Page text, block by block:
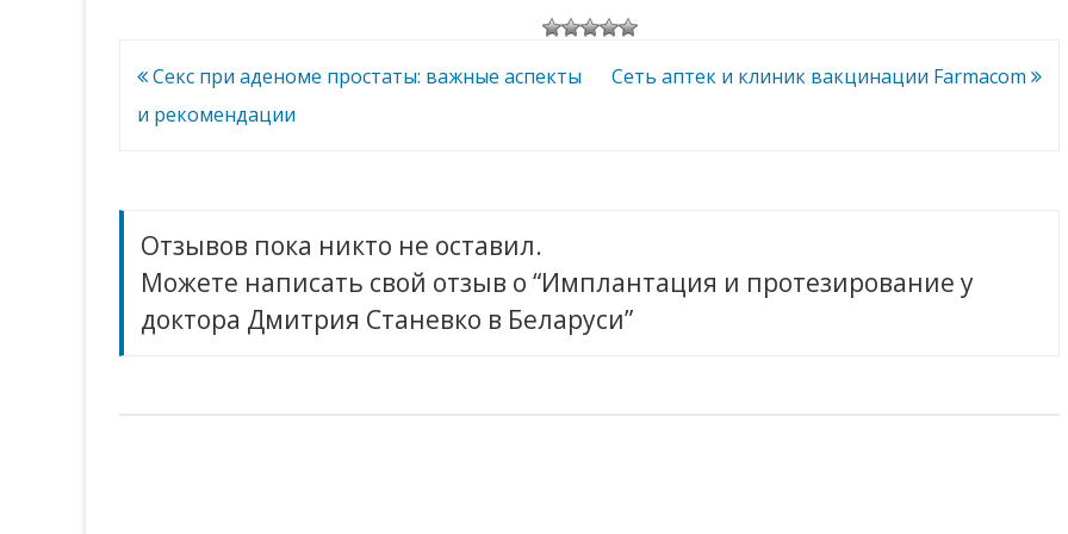
системы
перспективы
Станевко
Беларуси
Навигация
по
Секс при аденоме простаты: важные аспекты
и рекомендации
Сеть аптек и клиник вакцинации Farmacom
Отзывов пока никто не оставил.
Можете написать свой отзыв о “Имплантация и протезирование у
доктора Дмитрия Станевко в Беларуси”